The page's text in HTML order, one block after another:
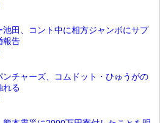
池田、コント中に相方ジャンボにサプ
報告
ンチャーズ、コムドット・ひゅうがの
れる